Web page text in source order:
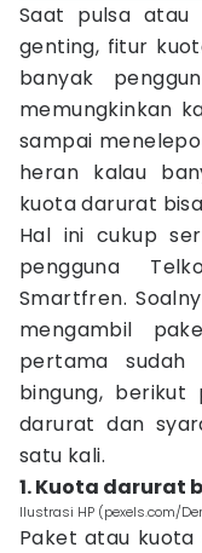
Saat pulsa atau
genting, fitur
banyak
memungkinkan
sampai
heran kalau
kuota darurat
Hal ini cukup
pengguna
Smartfren.
mengambil
pertama
bingung, berikut
darurat dan
satu kali.
1. Kuota darurat
Ilustrasi HP (pexels.com/
Paket atau